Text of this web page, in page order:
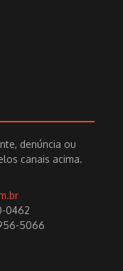
denúncia ou
canais acima.
0462
5066